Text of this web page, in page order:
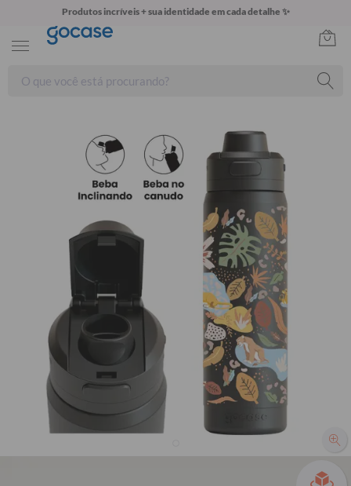
Produtos incríveis + sua identidade em cada detalhe ✨
Garrafa Térmica Flip Pro + Ebook - Rei Leão - Selva